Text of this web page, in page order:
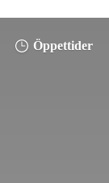
Öppettider